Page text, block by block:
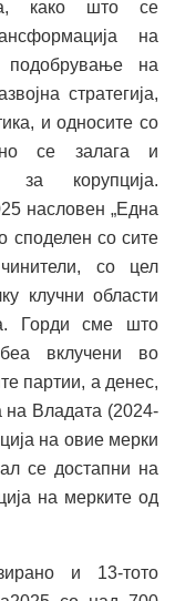
како што се
на
подобрување на
стратегија,
и односите со
се залага и
за корупција.
насловен „Една
споделен со сите
со цел
клучни области
Горди сме што
вклучени во
партии, а денес,
Владата (2024-
на овие мерки
се достапни на
на мерките од
и 13-тото